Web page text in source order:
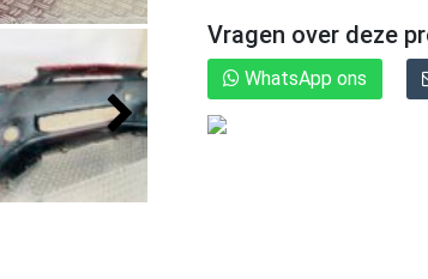
Vragen over deze
WhatsApp ons